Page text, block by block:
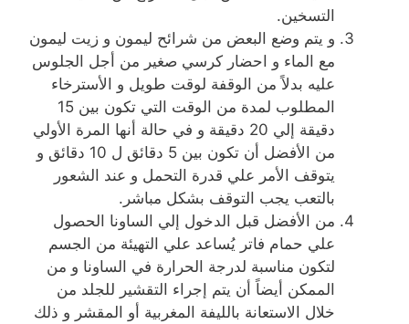
التسخين.
و يتم وضع البعض من شرائح ليمون و زيت ليمون
مع الماء و احضار كرسي صغير من أجل الجلوس
عليه بدلاً من الوقفة لوقت طويل و الأسترخاء
المطلوب لمدة من الوقت التي تكون بين 15
دقيقة إلي 20 دقيقة و في حالة أنها المرة الأولي
من الأفضل أن تكون بين 5 دقائق ل 10 دقائق و
يتوقف الأمر علي قدرة التحمل و عند الشعور
بالتعب يجب التوقف بشكل مباشر.
من الأفضل قبل الدخول إلي الساونا الحصول
علي حمام فاتر يُساعد علي التهيئة من الجسم
لتكون مناسبة لدرجة الحرارة في الساونا و من
الممكن أيضاً أن يتم إجراء التقشير للجلد من
خلال الاستعانة بالليفة المغربية أو المقشر و ذلك